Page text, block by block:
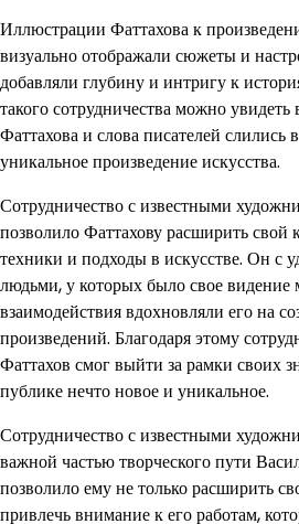
Иллюстрации Фаттахова к
визуально отображали сюжеты и
добавляли глубину и интригу к
такого сотрудничества можно увидеть
Фаттахова и слова писателей слились
уникальное произведение искусства.
Сотрудничество с известными
позволило Фаттахову расширить свой
техники и подходы в искусстве. Он с
людьми, у которых было свое видение
взаимодействия вдохновляли его на
произведений. Благодаря этому
Фаттахов смог выйти за рамки своих
публике нечто новое и уникальное.
Сотрудничество с известными
важной частью творческого пути
позволило ему не только расширить
привлечь внимание к его работам,